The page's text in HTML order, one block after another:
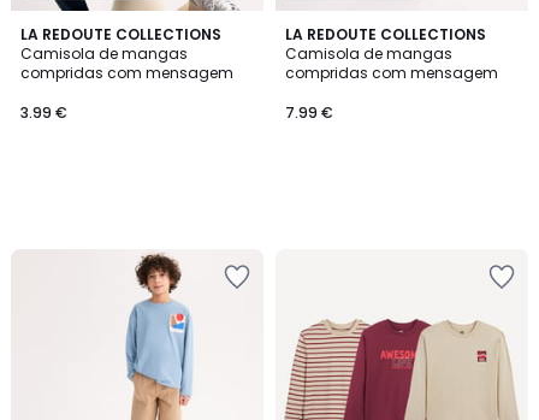
LA REDOUTE COLLECTIONS
Camisola de mangas
compridas com mensagem
3.99 €
LA REDOUTE COLLECTIONS
Camisola de mangas
compridas com mensagem
7.99 €